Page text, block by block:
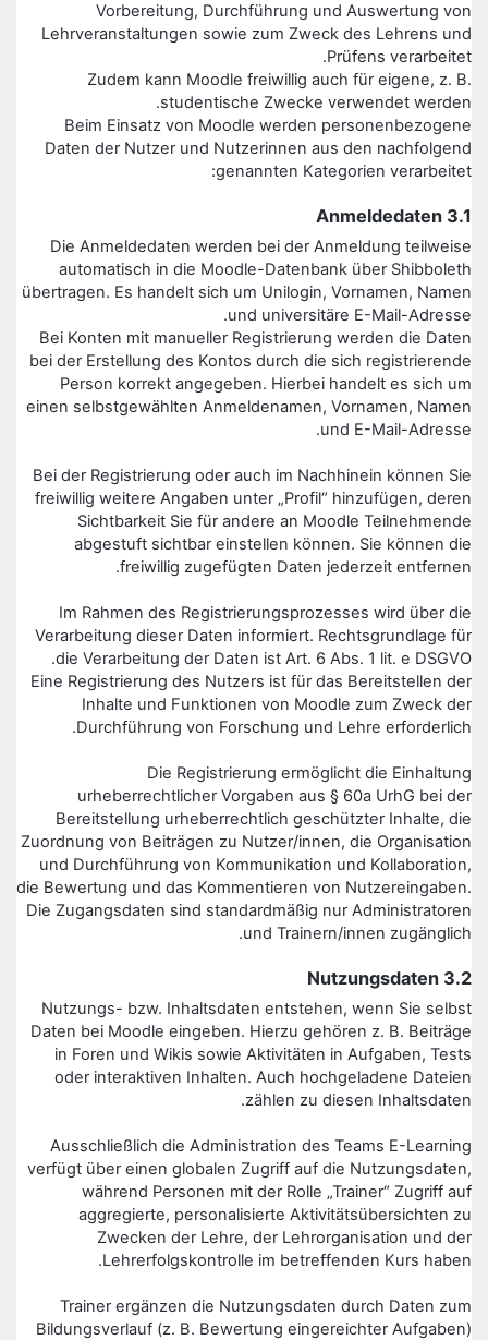
Vorbereitung, Durchführung und Auswertung von
Lehrveranstaltungen sowie zum Zweck des Lehrens und
Prüfens verarbeitet.
Zudem kann Moodle freiwillig auch für eigene, z. B.
studentische Zwecke verwendet werden.
Beim Einsatz von Moodle werden personenbezogene
Daten der Nutzer und Nutzerinnen aus den nachfolgend
genannten Kategorien verarbeitet:
3.1 Anmeldedaten
Die Anmeldedaten werden bei der Anmeldung teilweise
automatisch in die Moodle-Datenbank über Shibboleth
übertragen. Es handelt sich um Unilogin, Vornamen, Namen
und universitäre E-Mail-Adresse.
Bei Konten mit manueller Registrierung werden die Daten
bei der Erstellung des Kontos durch die sich registrierende
Person korrekt angegeben. Hierbei handelt es sich um
einen selbstgewählten Anmeldenamen, Vornamen, Namen
und E-Mail-Adresse.
Bei der Registrierung oder auch im Nachhinein können Sie
freiwillig weitere Angaben unter „Profil“ hinzufügen, deren
Sichtbarkeit Sie für andere an Moodle Teilnehmende
abgestuft sichtbar einstellen können. Sie können die
freiwillig zugefügten Daten jederzeit entfernen.
Im Rahmen des Registrierungsprozesses wird über die
Verarbeitung dieser Daten informiert. Rechtsgrundlage für
die Verarbeitung der Daten ist Art. 6 Abs. 1 lit. e DSGVO.
Eine Registrierung des Nutzers ist für das Bereitstellen der
Inhalte und Funktionen von Moodle zum Zweck der
Durchführung von Forschung und Lehre erforderlich.
Die Registrierung ermöglicht die Einhaltung
urheberrechtlicher Vorgaben aus § 60a UrhG bei der
Bereitstellung urheberrechtlich geschützter Inhalte, die
Zuordnung von Beiträgen zu Nutzer/innen, die Organisation
und Durchführung von Kommunikation und Kollaboration,
die Bewertung und das Kommentieren von Nutzereingaben.
Die Zugangsdaten sind standardmäßig nur Administratoren
und Trainern/innen zugänglich.
3.2 Nutzungsdaten
Nutzungs- bzw. Inhaltsdaten entstehen, wenn Sie selbst
Daten bei Moodle eingeben. Hierzu gehören z. B. Beiträge
in Foren und Wikis sowie Aktivitäten in Aufgaben, Tests
oder interaktiven Inhalten. Auch hochgeladene Dateien
zählen zu diesen Inhaltsdaten.
Ausschließlich die Administration des Teams E-Learning
verfügt über einen globalen Zugriff auf die Nutzungsdaten,
während Personen mit der Rolle „Trainer“ Zugriff auf
aggregierte, personalisierte Aktivitätsübersichten zu
Zwecken der Lehre, der Lehrorganisation und der
Lehrerfolgskontrolle im betreffenden Kurs haben.
Trainer ergänzen die Nutzungsdaten durch Daten zum
Bildungsverlauf (z. B. Bewertung eingereichter Aufgaben)